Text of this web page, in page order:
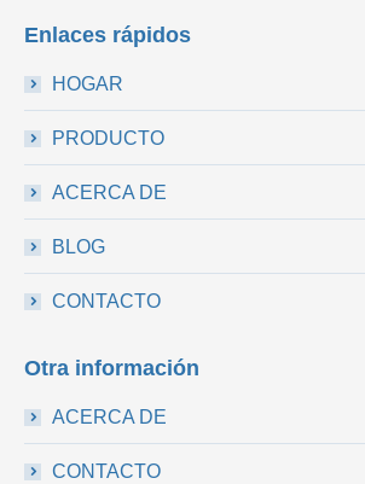
Enlaces rápidos
HOGAR
PRODUCTO
ACERCA DE
BLOG
CONTACTO
Otra información
ACERCA DE
CONTACTO